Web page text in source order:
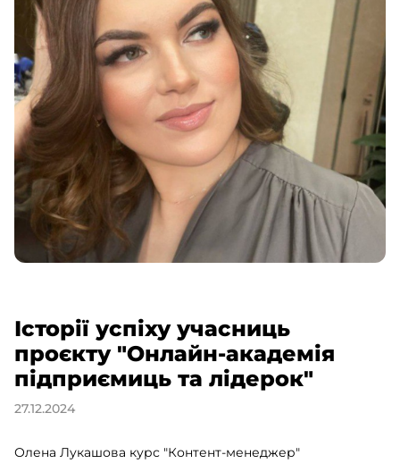
Історії успіху учасниць
проєкту "Онлайн-академія
підприємиць та лідерок"
27.12.2024
Олена Лукашова курс "Контент-менеджер"